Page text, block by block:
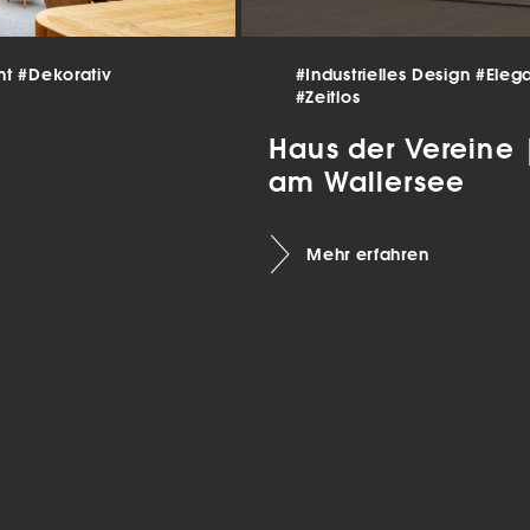
#Dekorativ
#Industrielles Design
#Zeitlos
Haus der
am Wallersee
Mehr erfahren